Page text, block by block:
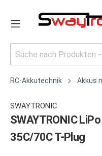
RC-Akkutechnik Akkus
SWAYTRONIC
SWAYTRONIC
35C/70C T-Plug